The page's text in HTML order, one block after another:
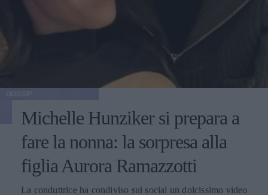
Michelle Hunziker si prepara a
fare la nonna: la sorpresa alla
figlia Aurora Ramazzotti
La conduttrice ha condiviso sui social un dolcissimo video